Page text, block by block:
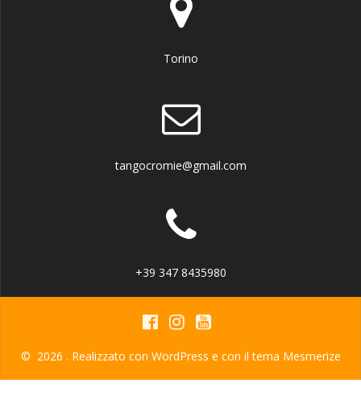
Torino
tangocromie@gmail.com
+39 347 8435980
© 2026 . Realizzato con WordPress e con il tema Mesmerize